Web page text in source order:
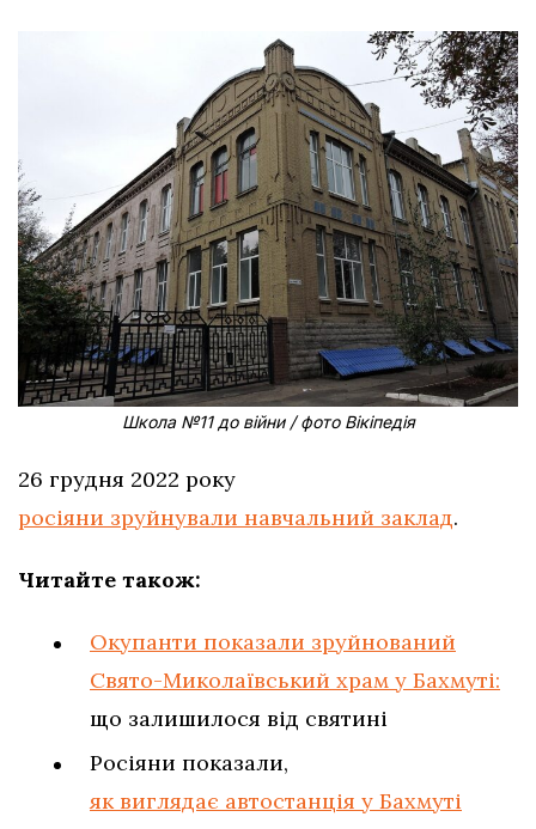
Школа №11 до війни / фото Вікіпедія
26 грудня 2022 року
росіяни зруйнували навчальний заклад.
Читайте також:
Окупанти показали зруйнований
Свято-Миколаївський храм у Бахмуті:
що залишилося від святині
Росіяни показали,
як виглядає автостанція у Бахмуті